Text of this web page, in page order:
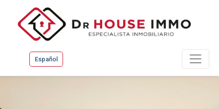
Español